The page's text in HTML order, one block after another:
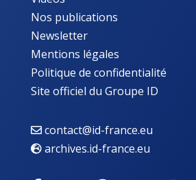
Nos publications
Newsletter
Mentions légales
Politique de confidentialité
Site officiel du Groupe ID
contact@id-france.eu
archives.id-france.eu